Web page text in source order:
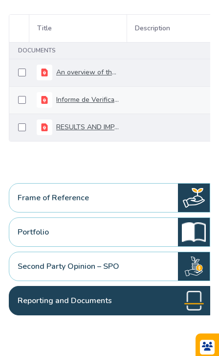
Item Selection
Title Description
DOCUMENTS
An overview of the Colombian social context social annex
Informe de Verificación Final-MHCP Colombia-inglés 2811022
RESULTS AND IMPACT REPORT - COLOMBIA SOVEREIGN GREEN BOND
Frame of Reference
Portfolio
Second Party Opinion – SPO
Reporting and Documents